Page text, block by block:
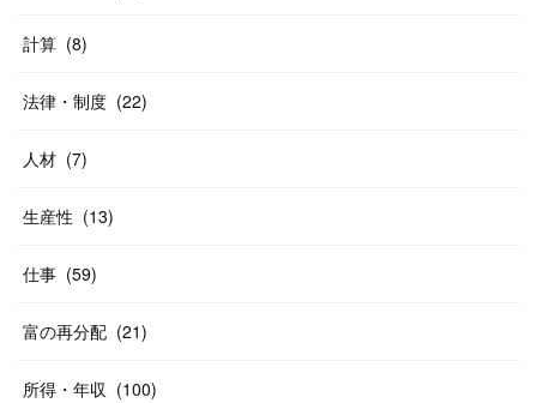
計算 (8)
法律・制度 (22)
人材 (7)
生産性 (13)
仕事 (59)
富の再分配 (21)
所得・年収 (100)